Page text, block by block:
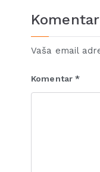
Vaša email
Komentar*